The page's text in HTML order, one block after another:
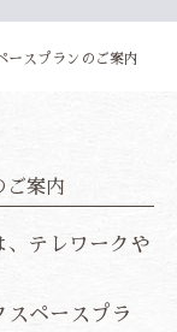
ースプランのご案内
ご案内
テレワークや
スペースプラ
ム
ンルーム